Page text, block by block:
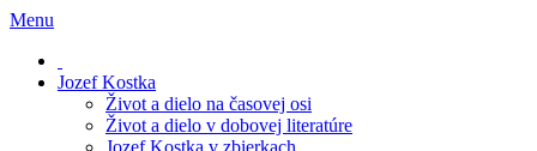
Menu
Jozef Kostka
Život a dielo na časovej osi
Život a dielo v dobovej literatúre
Jozef Kostka v zbierkach